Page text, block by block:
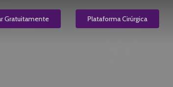
Gratuitamente Plataforma Cirúrgica